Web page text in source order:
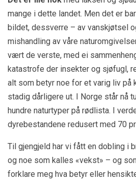
mange i dette landet. Men det er
bildet, dessverre – av vanskjøtsel
mishandling av våre
vært de verste, med ei
katastrofe der insekter og sjøfugl,
alt som betyr noe for et varig liv på
stadig dårligere ut. I Norge står nå
hundre naturtyper på rødlista. I
dyrebestandene redusert med 70
Til gjengjeld har vi fått en dobling i
og noe som kalles «vekst» – og
forklare meg hva betyr eller